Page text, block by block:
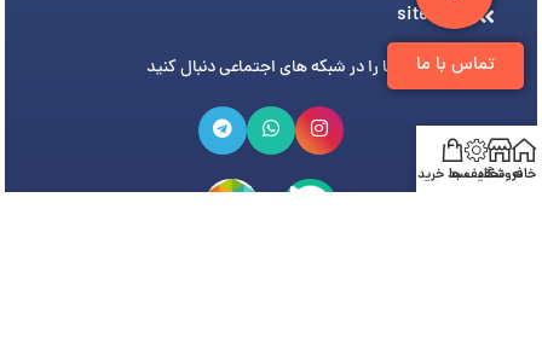
تماس با ما
sitemap
ما را در شبکه های اجتماعی دنبال کنید
خانهفروشگاه
تخفیف هاسبد خرید